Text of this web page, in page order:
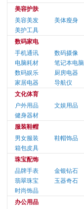
美容护肤
美容美发
美体瘦身
美护工具
数码家电
手机通讯
数码摄像
电脑耗材
笔记本电脑
数码娱乐
厨房电器
家居电器
导航仪
文化体育
户外用品
文娱用品
健身器材
服装鞋帽
男女服装
鞋帽饰品
箱包皮具
珠宝配饰
品牌手表
金银钻石
翡翠珠宝
玉器奇石
时尚饰品
办公用品